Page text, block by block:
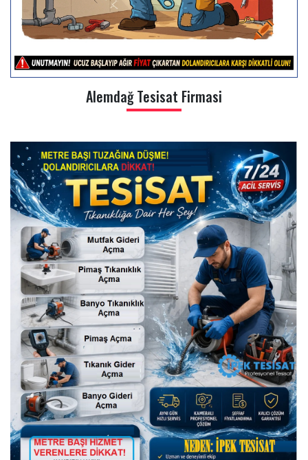
Alemdağ Tesisat Firmasi